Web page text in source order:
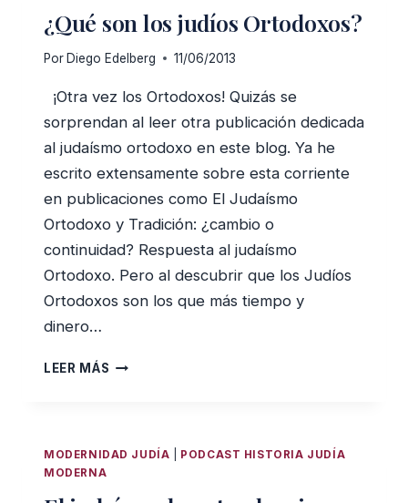
¿Qué son los judíos Ortodoxos?
Por Diego Edelberg 11/06/2013
¡Otra vez los Ortodoxos! Quizás se
sorprendan al leer otra publicación dedicada
al judaísmo ortodoxo en este blog. Ya he
escrito extensamente sobre esta corriente
en publicaciones como El Judaísmo
Ortodoxo y Tradición: ¿cambio o
continuidad? Respuesta al judaísmo
Ortodoxo. Pero al descubrir que los Judíos
Ortodoxos son los que más tiempo y
dinero…
LEER MÁS ¿QUÉ
ORTODOXOS?
MODERNIDAD JUDÍA
PODCAST HISTORIA JUDÍA
MODERNA